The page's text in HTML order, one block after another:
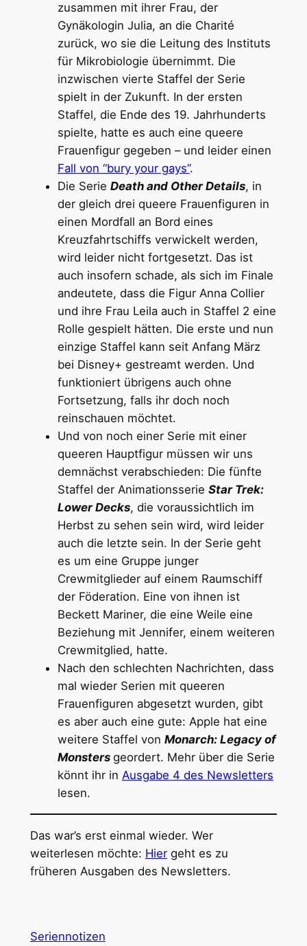
zusammen mit ihrer Frau, der
Gynäkologin Julia, an die Charité
zurück, wo sie die Leitung des Instituts
für Mikrobiologie übernimmt. Die
inzwischen vierte Staffel der Serie
spielt in der Zukunft. In der ersten
Staffel, die Ende des 19. Jahrhunderts
spielte, hatte es auch eine queere
Frauenfigur gegeben – und leider einen
Fall von “bury your gays”.
Die Serie Death and Other Details, in
der gleich drei queere Frauenfiguren in
einen Mordfall an Bord eines
Kreuzfahrtschiffs verwickelt werden,
wird leider nicht fortgesetzt. Das ist
auch insofern schade, als sich im Finale
andeutete, dass die Figur Anna Collier
und ihre Frau Leila auch in Staffel 2 eine
Rolle gespielt hätten. Die erste und nun
einzige Staffel kann seit Anfang März
bei Disney+ gestreamt werden. Und
funktioniert übrigens auch ohne
Fortsetzung, falls ihr doch noch
reinschauen möchtet.
Und von noch einer Serie mit einer
queeren Hauptfigur müssen wir uns
demnächst verabschieden: Die fünfte
Staffel der Animationsserie Star Trek:
Lower Decks, die voraussichtlich im
Herbst zu sehen sein wird, wird leider
auch die letzte sein. In der Serie geht
es um eine Gruppe junger
Crewmitglieder auf einem Raumschiff
der Föderation. Eine von ihnen ist
Beckett Mariner, die eine Weile eine
Beziehung mit Jennifer, einem weiteren
Crewmitglied, hatte.
Nach den schlechten Nachrichten, dass
mal wieder Serien mit queeren
Frauenfiguren abgesetzt wurden, gibt
es aber auch eine gute: Apple hat eine
weitere Staffel von Monarch: Legacy of
Monsters geordert. Mehr über die Serie
könnt ihr in Ausgabe 4 des Newsletters
lesen.
Das war’s erst einmal wieder. Wer
weiterlesen möchte: Hiergeht es zu
früheren Ausgaben des Newsletters.
Seriennotizen